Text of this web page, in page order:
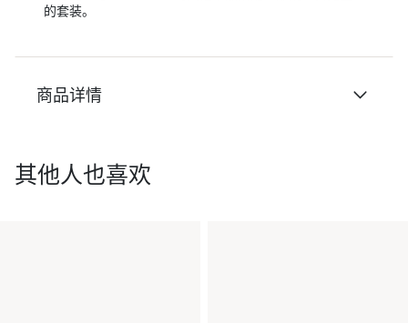
的套装。
商品详情
其他人也喜欢